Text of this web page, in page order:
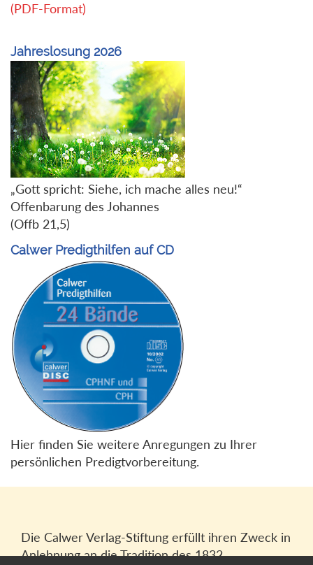
(PDF-Format)
Jahreslosung 2026
„Gott spricht: Siehe, ich mache alles neu!“
Offenbarung des Johannes
(Offb 21,5)
Calwer Predigthilfen auf CD
Hier finden Sie weitere Anregungen zu Ihrer
persönlichen Predigtvorbereitung.
Die Calwer Verlag-Stiftung erfüllt ihren Zweck in
Anlehnung an die Tradition des 1832